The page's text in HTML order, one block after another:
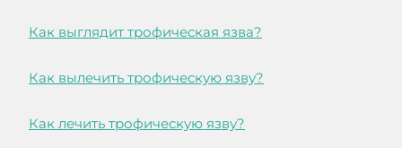
Как выглядит трофическая язва?
Как вылечить трофическую язву?
Как лечить трофическую язву?